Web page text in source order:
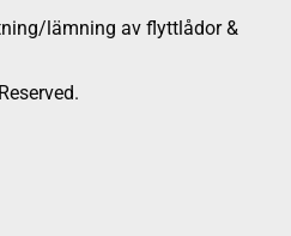
lämning av flyttlådor &